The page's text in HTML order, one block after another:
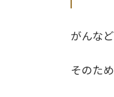
がんな
そのた